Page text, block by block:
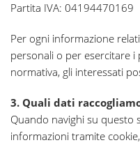
Partita IVA: 04194470169
Per ogni informazione
personali o per esercitare
normativa, gli interessati
3. Quali dati
Quando navighi su questo
informazioni tramite